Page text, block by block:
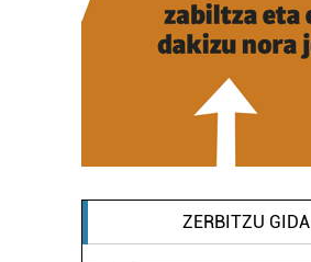
ZERBITZU GIDA